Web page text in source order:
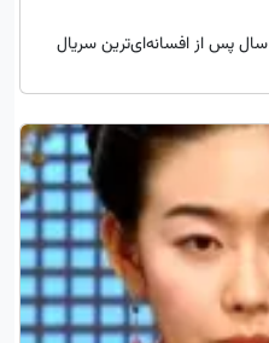
دیدار ویژه «جومونگ» و «سوسانو» ۱۷ سال پس از افسانه‌ای‌ترین سریال